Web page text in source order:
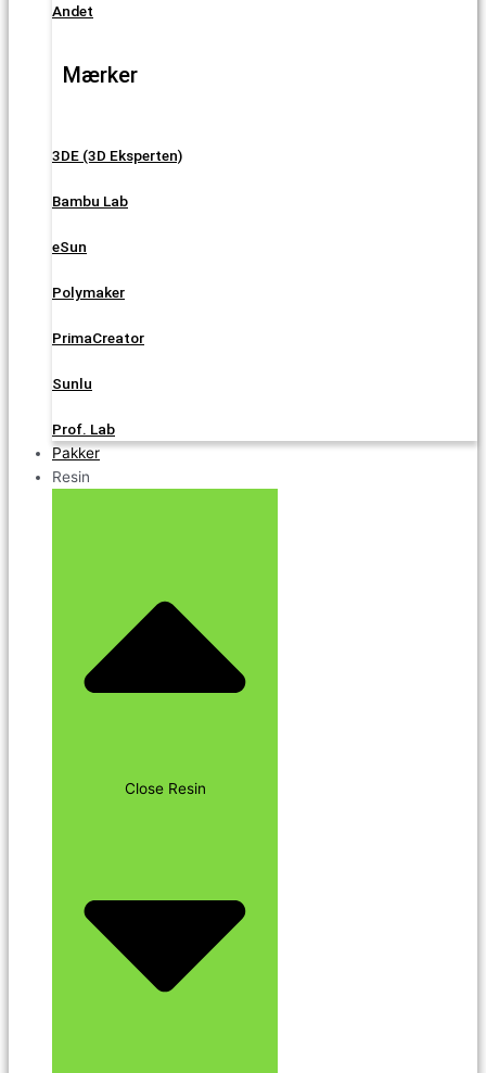
Andet
Mærker
3DE (3D Eksperten)
Bambu Lab
eSun
Polymaker
PrimaCreator
Sunlu
Prof. Lab
Pakker
Resin
Close Resin